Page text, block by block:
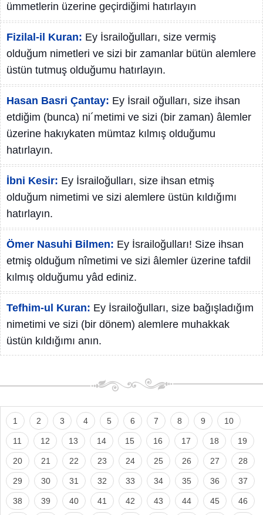
ümmetlerin üzerine geçirdiğimi hatırlayın
Fizilal-il Kuran: Ey İsrailoğulları, size vermiş
olduğum nimetleri ve sizi bir zamanlar bütün alemlere
üstün tutmuş olduğumu hatırlayın.
Hasan Basri Çantay: Ey İsrail oğulları, size ihsan
etdiğim (bunca) ni´metimi ve sizi (bir zaman) âlemler
üzerine hakıykaten mümtaz kılmış olduğumu
hatırlayın.
İbni Kesir: Ey İsrailoğulları, size ihsan etmiş
olduğum nimetimi ve sizi alemlere üstün kıldığımı
hatırlayın.
Ömer Nasuhi Bilmen: Ey İsrailoğulları! Size ihsan
etmiş olduğum nîmetimi ve sizi âlemler üzerine tafdil
kılmış olduğumu yâd ediniz.
Tefhim-ul Kuran: Ey İsrailoğulları, size bağışladığım
nimetimi ve sizi (bir dönem) alemlere muhakkak
üstün kıldığımı anın.
1 2 3 4 5 6 7 8 9 10
11 12 13 14 15 16 17 18 19
20 21 22 23 24 25 26 27 28
29 30 31 32 33 34 35 36 37
38 39 40 41 42 43 44 45 46